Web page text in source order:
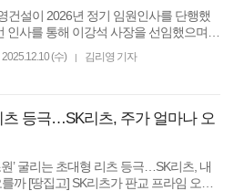
건설이 2026년 정기 임원인사를 단행했
인사를 통해 이강석 사장을 선임했으며,
를 각각 임명했다. 신임 이강석 사장은 ...
2025.12.10 (수) | 김리영 기자
츠 등극…SK리츠, 주가 얼마나 오
원’ 굴리는 초대형 리츠 등극…SK리츠, 내
프라임 오피